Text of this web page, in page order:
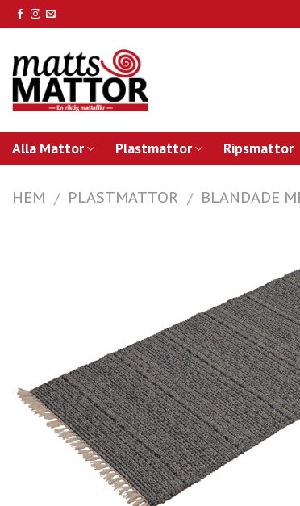
Skip
to
Alla Mattor Plastmattor Ripsmattor
HEM / PLASTMATTOR / BLANDADE